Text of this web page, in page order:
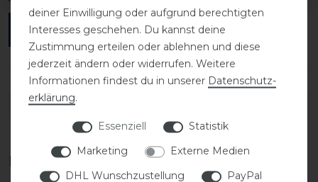
ANMELDEN
DETAILS ZUR PRODUKTSICHERHEIT
Das perfekte Zubehör für dich
deiner Einwilligung oder aufgrund berechtigten
Interesses geschehen. Du kannst deine
Zustimmung erteilen oder ablehnen und diese
jederzeit ändern oder widerrufen. Weitere
Informationen findest du in unserer Daten­schutz­
erklärung.
Essenziell
Statistik
Marketing
Externe Medien
DHL Wunschzustellung
PayPal